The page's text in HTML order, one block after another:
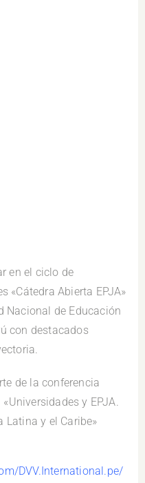
en el ciclo de
«Cátedra Abierta EPJA»
Nacional de Educación
con destacados
de la conferencia
y EPJA.
Latina y el Caribe»
DVV.International.pe/